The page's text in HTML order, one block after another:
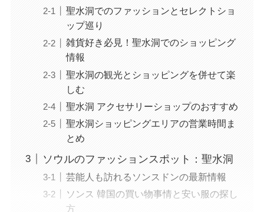
聖水洞でのファッションとセレクトショ
ップ巡り
雑貨好き必見！聖水洞でのショッピング
情報
聖水洞の観光とショッピングを併せて楽
しむ
聖水洞 アクセサリーショップのおすすめ
聖水洞ショッピングエリアの営業時間ま
とめ
ソウルのファッションスポット：聖水洞
芸能人も訪れるソンスドンの最新情報
ソンス 韓国の買い物事情と安い服の探し
方